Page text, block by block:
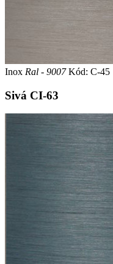
Inox Ral - 9007 Kód: C-45
Sivá CI-63